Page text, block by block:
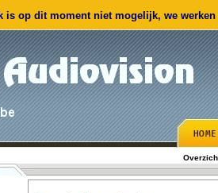
is op dit moment niet mogelijk, we